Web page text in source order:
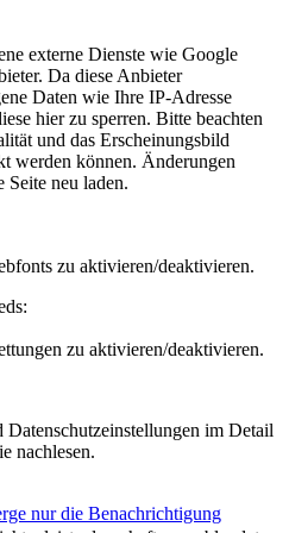
externe Dienste wie Google
Da diese Anbieter
Daten wie Ihre IP-Adresse
hier zu sperren. Bitte beachten
und das Erscheinungsbild
werden können. Änderungen
Seite neu laden.
zu aktivieren/deaktivieren.
zu aktivieren/deaktivieren.
Datenschutzeinstellungen im Detail
nachlesen.
nur die Benachrichtigung